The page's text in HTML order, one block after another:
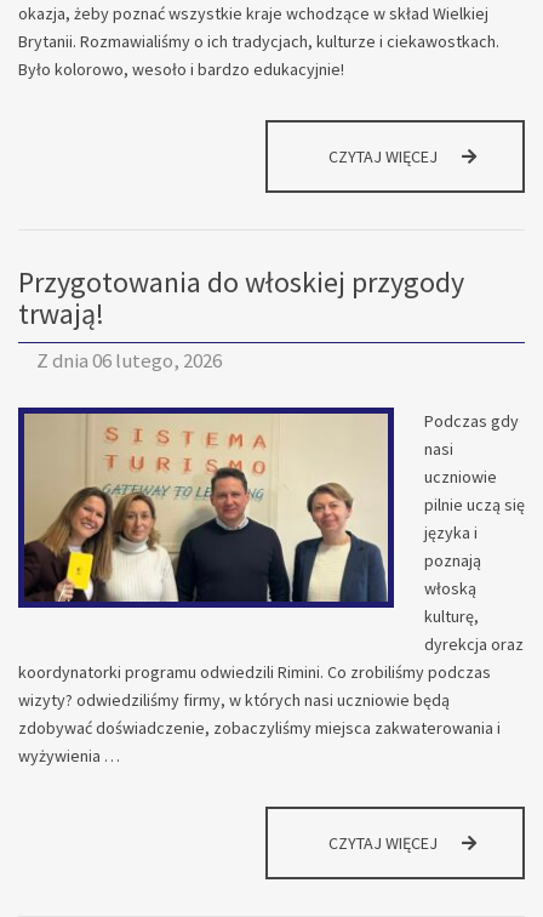
okazja, żeby poznać wszystkie kraje wchodzące w skład Wielkiej
Brytanii. Rozmawialiśmy o ich tradycjach, kulturze i ciekawostkach.
Było kolorowo, wesoło i bardzo edukacyjnie!
CZYTAJ WIĘCEJ DZIEŃ
SZKOLE!
Przygotowania do włoskiej przygody
trwają!
Z dnia06 lutego, 2026
Podczas gdy
nasi
uczniowie
pilnie uczą się
języka i
poznają
włoską
kulturę,
dyrekcja oraz
koordynatorki programu odwiedzili Rimini. Co zrobiliśmy podczas
wizyty? odwiedziliśmy firmy, w których nasi uczniowie będą
zdobywać doświadczenie, zobaczyliśmy miejsca zakwaterowania i
wyżywienia …
CZYTAJ WIĘCEJ